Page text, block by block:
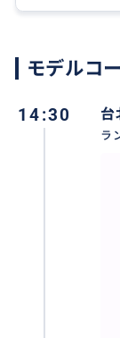
宜しくお願い致
モデルコ
14:30 台
ラ